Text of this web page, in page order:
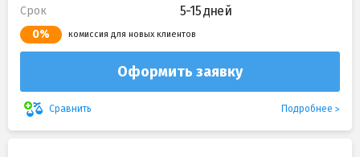
Срок 5-15 дней
0% комиссия для новых клиентов
Оформить заявку
Сравнить Подробнее